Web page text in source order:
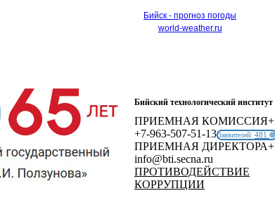
Бийск - прогноз погоды
world-weather.ru
Бийский технологический институт
ПРИЕМНАЯ КОМИССИЯ
+7-963-507-51-13Заявителей: 481
ПРИЕМНАЯ ДИРЕКТОРА
info@bti.secna.ru
ПРОТИВОДЕЙСТВИЕ
КОРРУПЦИИ